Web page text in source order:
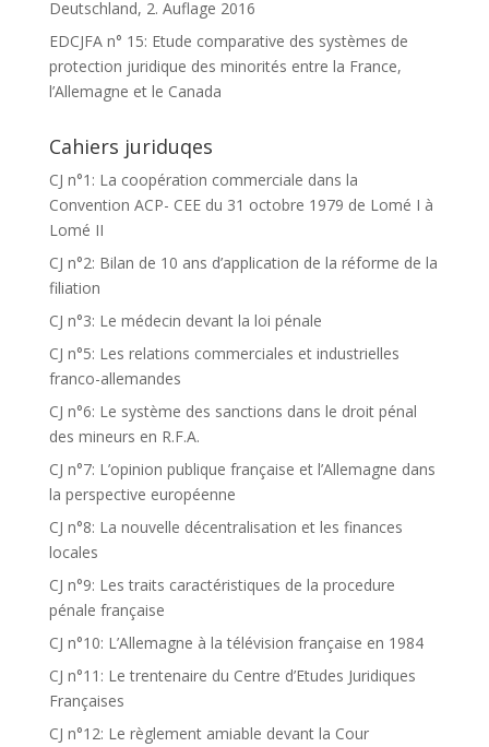
Deutschland, 2. Auflage 2016
EDCJFA n° 15: Etude comparative des systèmes de
protection juridique des minorités entre la France,
l’Allemagne et le Canada
Cahiers juriduqes
CJ n°1: La coopération commerciale dans la
Convention ACP- CEE du 31 octobre 1979 de Lomé I à
Lomé II
CJ n°2: Bilan de 10 ans d’application de la réforme de la
filiation
CJ n°3: Le médecin devant la loi pénale
CJ n°5: Les relations commerciales et industrielles
franco-allemandes
CJ n°6: Le système des sanctions dans le droit pénal
des mineurs en R.F.A.
CJ n°7: L’opinion publique française et l’Allemagne dans
la perspective européenne
CJ n°8: La nouvelle décentralisation et les finances
locales
CJ n°9: Les traits caractéristiques de la procedure
pénale française
CJ n°10: L’Allemagne à la télévision française en 1984
CJ n°11: Le trentenaire du Centre d’Etudes Juridiques
Françaises
CJ n°12: Le règlement amiable devant la Cour